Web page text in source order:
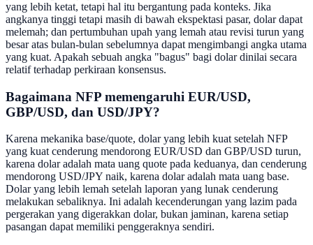
yang lebih ketat, tetapi hal itu bergantung pada konteks. Jika
angkanya tinggi tetapi masih di bawah ekspektasi pasar, dolar dapat
melemah; dan pertumbuhan upah yang lemah atau revisi turun yang
besar atas bulan-bulan sebelumnya dapat mengimbangi angka utama
yang kuat. Apakah sebuah angka "bagus" bagi dolar dinilai secara
relatif terhadap perkiraan konsensus.
Bagaimana NFP memengaruhi EUR/USD,
GBP/USD, dan USD/JPY?
Karena mekanika base/quote, dolar yang lebih kuat setelah NFP
yang kuat cenderung mendorong EUR/USD dan GBP/USD turun,
karena dolar adalah mata uang quote pada keduanya, dan cenderung
mendorong USD/JPY naik, karena dolar adalah mata uang base.
Dolar yang lebih lemah setelah laporan yang lunak cenderung
melakukan sebaliknya. Ini adalah kecenderungan yang lazim pada
pergerakan yang digerakkan dolar, bukan jaminan, karena setiap
pasangan dapat memiliki penggeraknya sendiri.